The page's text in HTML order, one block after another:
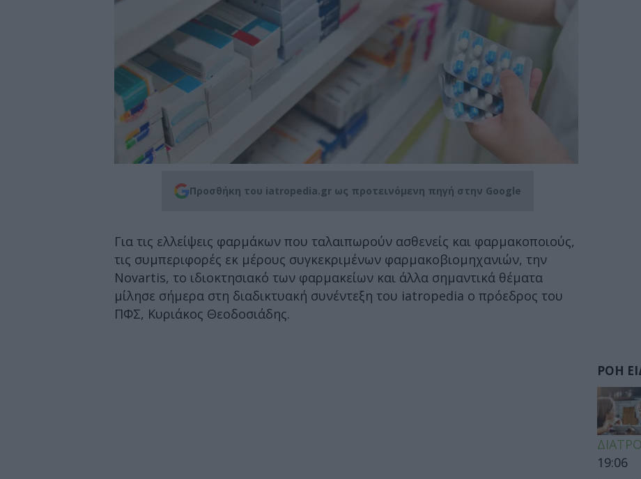
Προσθήκη του iatropedia.gr ως προτεινόμενη πηγή στην Google
Για τις ελλείψεις φαρμάκων που ταλαιπωρούν ασθενείς και φαρμακοποιούς,
τις συμπεριφορές εκ μέρους συγκεκριμένων φαρμακοβιομηχανιών, την
Novartis, το ιδιοκτησιακό των φαρμακείων και άλλα σημαντικά θέματα
μίλησε σήμερα στη διαδικτυακή συνέντεξη του iatropedia ο πρόεδρος του
ΠΦΣ, Κυριάκος Θεοδοσιάδης.
ΡΟΗ
19:06